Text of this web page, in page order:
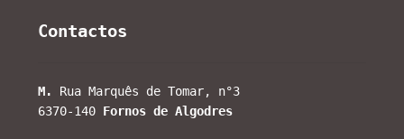
Contactos
M.
Rua Marquês de Tomar, n°3
6370-140 Fornos de Algodres